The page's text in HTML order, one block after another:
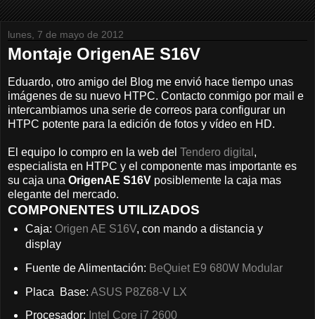
lunes, 7 de mayo de 2012
Montaje OrigenAE S16V
Eduardo, otro amigo del Blog me envió hace tiempo unas
imágenes de su nuevo HTPC. Contacto conmigo por mail e
intercambiamos una serie de correos para configurar un
HTPC potente para la edición de fotos y vídeo en HD.
El equipo lo compro en la web del Tendero digital ,
especialista en HTPC y el componente mas importante es
su caja una OrigenAE S16V posiblemente la caja mas
elegante del mercado.
COMPONENTES UTILIZADOS
Caja: Origen AE S16V, con mando a distancia y
display
Fuente de Alimentación: BeQuiet E9 680W Modular
Placa Base: ASUS P8Z68-V LX
Procesador: Intel Core i7 2600